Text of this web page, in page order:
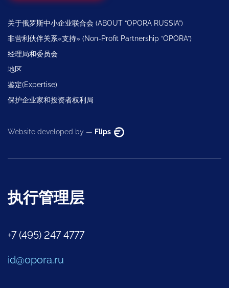
关于俄罗斯中小企业联合会 (ABOUT “OPORA RUSSIA”)
非营利伙伴关系«支持» (Non-Profit Partnership “OPORA”)
经理局和委员会
地区
鉴定(Expertise)
保护企业家和投资者权利局
Website developed by — Flips
执行管理层
+7 (495) 247 4777
id@opora.ru